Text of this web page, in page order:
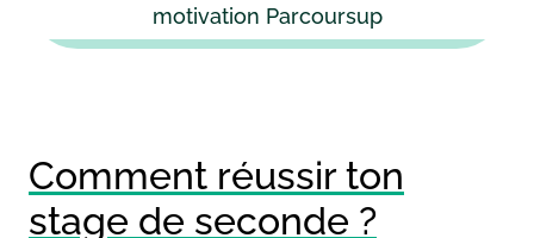
motivation Parcoursup
Comment réussir ton
stage de seconde ?